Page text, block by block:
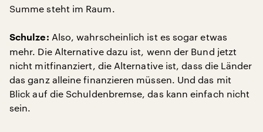
Summe steht im Raum.
Schulze: Also, wahrscheinlich ist es sogar etwas
mehr. Die Alternative dazu ist, wenn der Bund jetzt
nicht mitfinanziert, die Alternative ist, dass die Länder
das ganz alleine finanzieren müssen. Und das mit
Blick auf die Schuldenbremse, das kann einfach nicht
sein.